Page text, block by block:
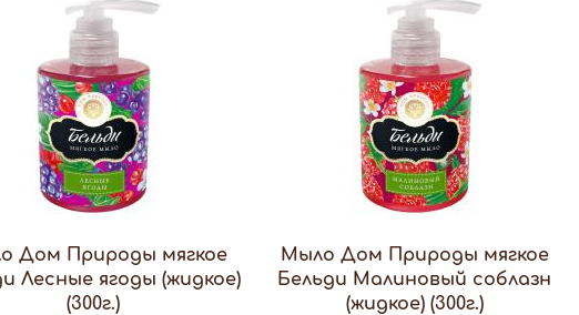
Дом Природы мягкое
Лесные ягоды (жидкое)
(300г.)
Мыло Дом Природы мягкое
Бельди Малиновый соблазн
(жидкое) (300г.)